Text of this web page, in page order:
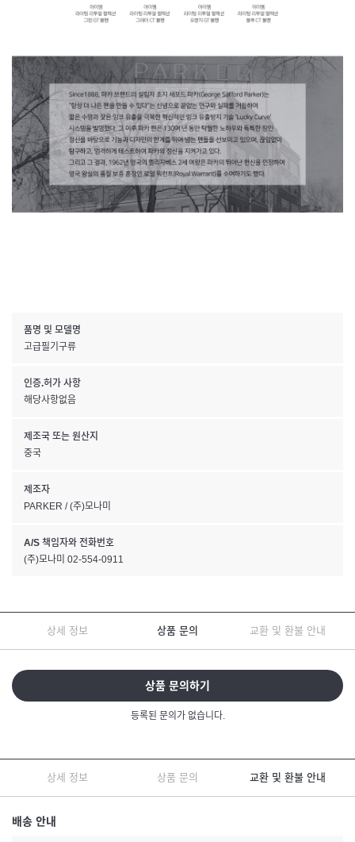
품명 및 모델명
고급필기구류
인증.허가 사항
해당사항없음
제조국 또는 원산지
중국
제조자
PARKER / (주)모나미
A/S 책임자와 전화번호
(주)모나미 02-554-0911
상세 정보 상품 문의 교환 및 환불 안내
상품 문의하기
등록된 문의가 없습니다.
상세 정보 상품 문의 교환 및 환불 안내
배송 안내